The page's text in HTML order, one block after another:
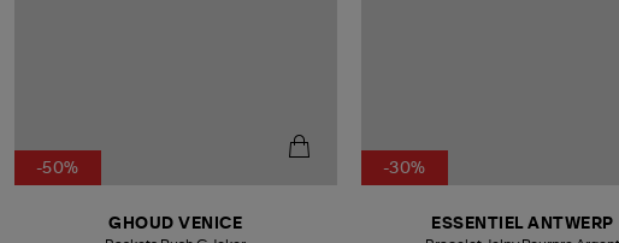
-50%
GHOUD VENICE
-30%
ESSENTIEL ANTWERP